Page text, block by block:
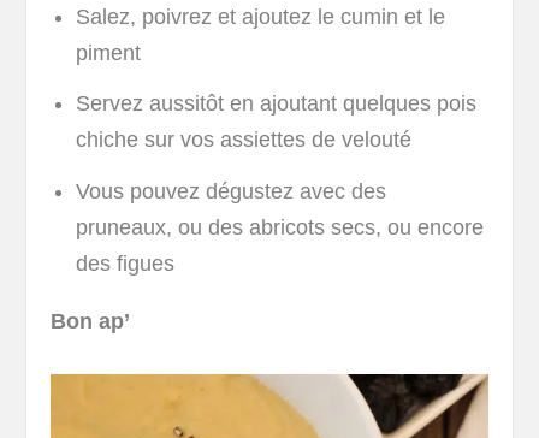
Salez, poivrez et ajoutez le cumin et le
piment
Servez aussitôt en ajoutant quelques pois
chiche sur vos assiettes de velouté
Vous pouvez dégustez avec des
pruneaux, ou des abricots secs, ou encore
des figues
Bon ap’